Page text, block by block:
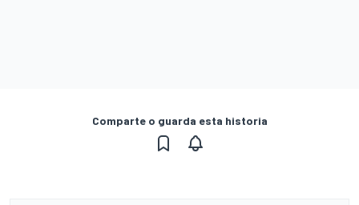
Comparte o guarda esta historia